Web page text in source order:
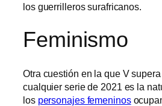
los guerrilleros surafricanos.
Feminismo
Otra cuestión en la que V
cualquier serie de 2021 es la
los personajes femeninos